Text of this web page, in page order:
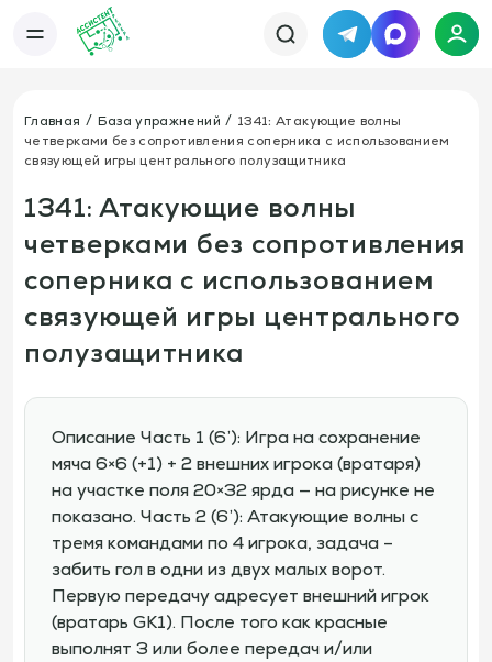
TelegramMAX
Книги
Новости
Тактический менеджер
Тарифы
Информация
О сервисе
Телефон:
+7 978 793 21 93
Электронная почта:
info@assistent-trenera.ru
Главная База упражнений
1341: Атакующие волны
четверками без сопротивления соперника с использованием
связующей игры центрального полузащитника
1341: Атакующие волны
четверками без сопротивления
соперника с использованием
связующей игры центрального
полузащитника
Описание Часть 1 (6’): Игра на сохранение
мяча 6×6 (+1) + 2 внешних игрока (вратаря)
на участке поля 20×32 ярда — на рисунке не
показано. Часть 2 (6’): Атакующие волны с
тремя командами по 4 игрока, задача –
забить гол в одни из двух малых ворот.
Первую передачу адресует внешний игрок
(вратарь GK1). После того как красные
выполнят 3 или более передач и/или